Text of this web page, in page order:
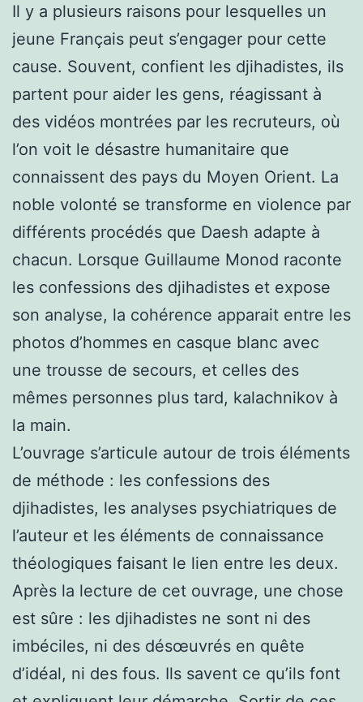
Il y a plusieurs raisons pour lesquelles un
jeune Français peut s’engager pour cette
cause. Souvent, confient les djihadistes, ils
partent pour aider les gens, réagissant à
des vidéos montrées par les recruteurs, où
l’on voit le désastre humanitaire que
connaissent des pays du Moyen Orient. La
noble volonté se transforme en violence par
différents procédés que Daesh adapte à
chacun. Lorsque Guillaume Monod raconte
les confessions des djihadistes et expose
son analyse, la cohérence apparait entre les
photos d’hommes en casque blanc avec
une trousse de secours, et celles des
mêmes personnes plus tard, kalachnikov à
la main.
L’ouvrage s’articule autour de trois éléments
de méthode : les confessions des
djihadistes, les analyses psychiatriques de
l’auteur et les éléments de connaissance
théologiques faisant le lien entre les deux.
Après la lecture de cet ouvrage, une chose
est sûre : les djihadistes ne sont ni des
imbéciles, ni des désœuvrés en quête
d’idéal, ni des fous. Ils savent ce qu’ils font